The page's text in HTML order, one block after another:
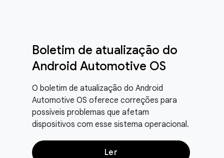
Boletim de atualização do
Android Automotive OS
O boletim de atualização do Android
Automotive OS oferece correções para
possíveis problemas que afetam
dispositivos com esse sistema operacional.
Ler